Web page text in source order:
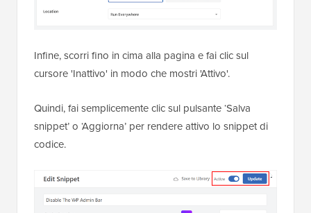
Infine, scorri fino in cima alla pagina e fai clic sul
cursore 'Inattivo' in modo che mostri 'Attivo'.
Quindi, fai semplicemente clic sul pulsante ‘Salva
snippet’ o ‘Aggiorna’ per rendere attivo lo snippet di
codice.